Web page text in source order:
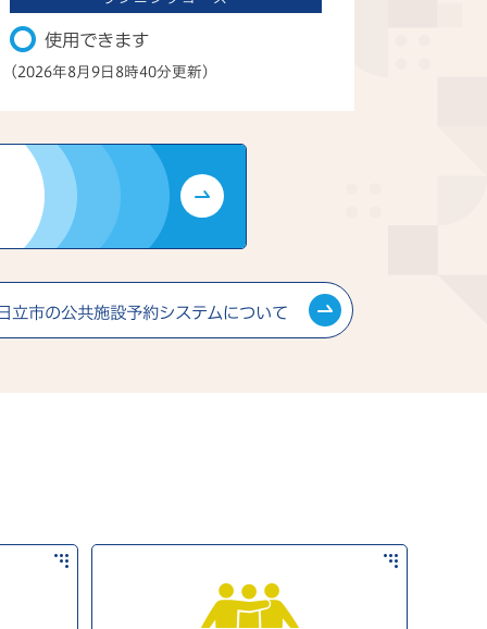
使用できます
(2026年8月9日8時40分更新)
立市の公共施設予約システムについて